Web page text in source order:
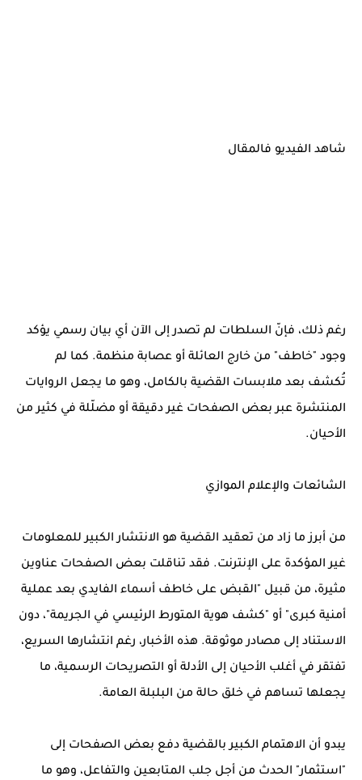
شاهد الفيديو فالمقال
رغم ذلك، فإنّ السلطات لم تصدر إلى الآن أي بيان رسمي يؤكد
وجود "خاطف" من خارج العائلة أو عصابة منظمة. كما لم
تُكشف بعد ملابسات القضية بالكامل، وهو ما يجعل الروايات
المنتشرة عبر بعض الصفحات غير دقيقة أو مضلّلة في كثير من
الأحيان.
الشائعات والإعلام الموازي
من أبرز ما زاد من تعقيد القضية هو الانتشار الكبير للمعلومات
غير المؤكدة على الإنترنت. فقد تناقلت بعض الصفحات عناوين
مثيرة، من قبيل "القبض على خاطف أسماء الفايدي بعد عملية
أمنية كبرى" أو "كشف هوية المتورط الرئيسي في الجريمة"، دون
الاستناد إلى مصادر موثوقة. هذه الأخبار، رغم انتشارها السريع،
تفتقر في أغلب الأحيان إلى الأدلة أو التصريحات الرسمية، ما
يجعلها تساهم في خلق حالة من البلبلة العامة.
يبدو أن الاهتمام الكبير بالقضية دفع بعض الصفحات إلى
"استثمار" الحدث من أجل جلب المتابعين والتفاعل، وهو ما